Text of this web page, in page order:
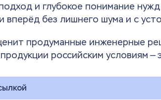
и глубокое понимание
вперёд без лишнего шума и с
продуманные инженерные
российским условиям